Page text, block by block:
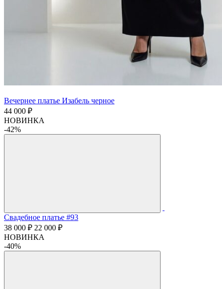
Вечернее платье Изабель черное
44 000 ₽
НОВИНКА
-42%
Свадебное платье #93
38 000 ₽ 22 000 ₽
НОВИНКА
-40%